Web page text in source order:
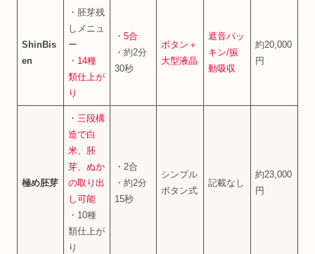
ShinBis
en
・胚芽残
しメニュ
ー
・ 14種
類仕上が
り
・5合
・約2分
30秒
ボタン＋
大型液晶
遮音パッ
キン/振
動吸収
約20,000
円
極め胚芽
・三段構
造で白
米、胚
芽、ぬか
の取り出
し可能
・10種
類仕上が
り
・2合
・約2分
15秒
シンプル
ボタン式
記載なし
約23,000
円